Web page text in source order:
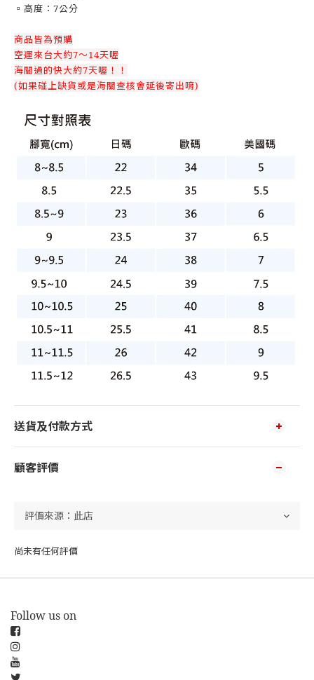
▫️高度：7公分
商品皆為預購
空運來台大約7～14天喔
海關過的快大約7天喔！！
(如果碰上缺貨或是海關查核會延後寄出唷)
送貨及付款方式
顧客評價
尚未有任何評價
Follow us on